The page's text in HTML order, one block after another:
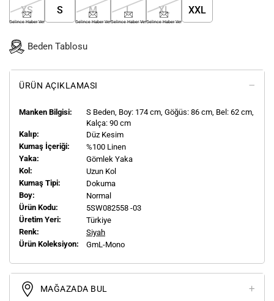
XS
Gelince Haber Ver
S M
Gelince Haber Ver
L
Gelince Haber Ver
XL
Gelince Haber Ver
XXL
Beden Tablosu
ÜRÜN AÇIKLAMASI
Manken Bilgisi: S Beden, Boy: 174 cm, Göğüs: 86 cm, Bel: 62 cm,
Kalça: 90 cm
Kalıp:
Düz Kesim
Kumaş İçeriği:
%100 Linen
Yaka:
Gömlek Yaka
Kol:
Uzun Kol
Kumaş Tipi:
Dokuma
Boy:
Normal
Ürün Kodu:
5SW082558 -03
Üretim Yeri:
Türkiye
Renk:
Siyah
Ürün Koleksiyon:
GmL-Mono
MAĞAZADA BUL